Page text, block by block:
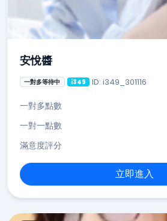
安悅醬
一對多等待中 i349 ID: i349_301116
一對多點數
一對一點數
滿意度評分
立即進入